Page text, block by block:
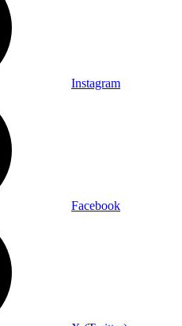
Instagram
Facebook